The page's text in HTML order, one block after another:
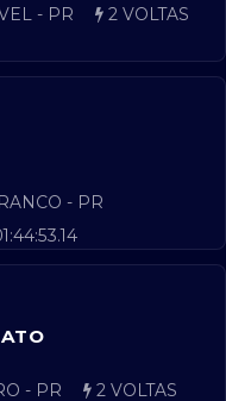
- PR
2 VOLTAS
- PR
- PR
2 VOLTAS